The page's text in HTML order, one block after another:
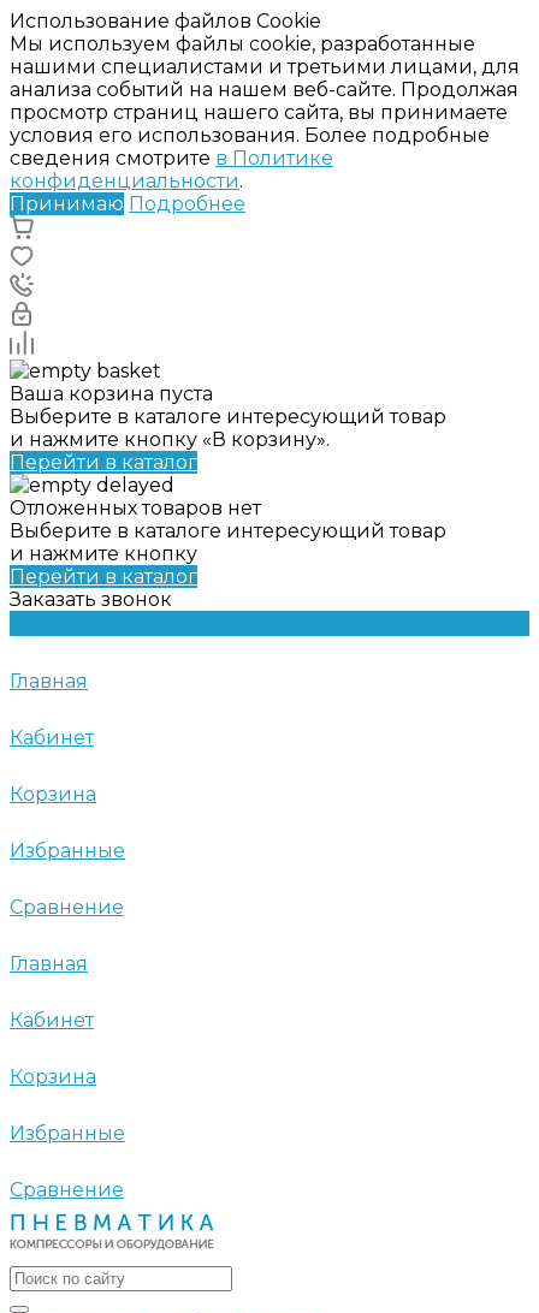
Использование файлов Cookie
Мы используем файлы cookie, разработанные
нашими специалистами и третьими лицами, для
анализа событий на нашем веб-сайте. Продолжая
просмотр страниц нашего сайта, вы принимаете
условия его использования. Более подробные
сведения смотрите в Политике
конфиденциальности.
Принимаю Подробнее
Ваша корзина пуста
Выберите в каталоге интересующий товар
и нажмите кнопку «В корзину».
Перейти в каталог
Отложенных товаров нет
Выберите в каталоге интересующий товар
и нажмите кнопку
Перейти в каталог
Заказать звонок
Главная
Кабинет
Корзина
Избранные
Сравнение
Главная
Кабинет
Корзина
Избранные
Сравнение